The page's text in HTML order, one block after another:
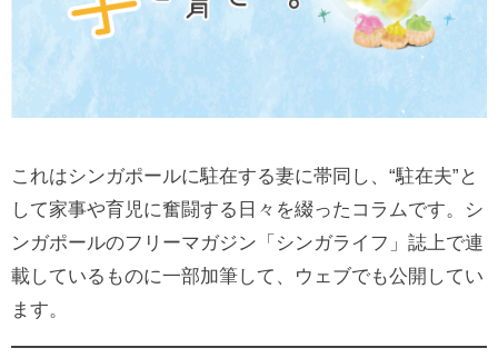
これはシンガポールに駐在する妻に帯同し、“駐在夫”と
して家事や育児に奮闘する日々を綴ったコラムです。シ
ンガポールのフリーマガジン「シンガライフ」誌上で連
載しているものに一部加筆して、ウェブでも公開してい
ます。